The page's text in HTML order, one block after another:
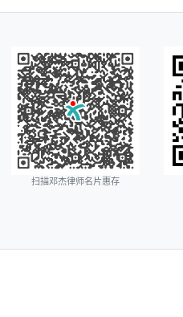
扫描邓杰律师名片惠存